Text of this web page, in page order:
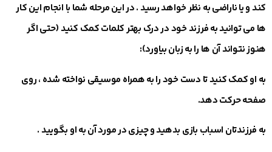
‎کند و یا ناراضی به نظر خواهد رسید . در این مرحله شما با انجام این کار
ها می‎ توانید به فرزند خود در درک بهتر کلمات کمک کنید (حتی اگر
هنوز نتواند آن ها را به زبان بیاورد):
به او کمک کنید تا دست خود را به همراه موسیقی نواخته شده ، روی
صفحه حرکت دهد.
به فرزندتان اسباب بازی بدهید و چیزی در مورد آن به او بگویید .